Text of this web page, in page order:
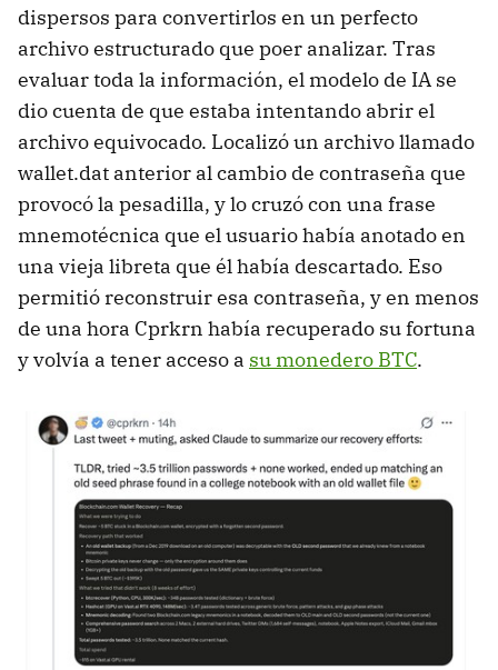
dispersos para convertirlos en un perfecto
archivo estructurado que poer analizar. Tras
evaluar toda la información, el modelo de IA se
dio cuenta de que estaba intentando abrir el
archivo equivocado. Localizó un archivo llamado
wallet.dat anterior al cambio de contraseña que
provocó la pesadilla, y lo cruzó con una frase
mnemotécnica que el usuario había anotado en
una vieja libreta que él había descartado. Eso
permitió reconstruir esa contraseña, y en menos
de una hora Cprkrn había recuperado su fortuna
y volvía a tener acceso a su monedero BTC.